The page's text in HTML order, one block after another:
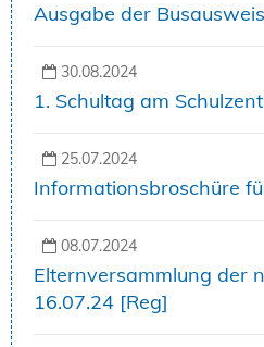
Ausgabe der
30.08.2024
1. Schultag am
25.07.2024
Informationsbroschüre
08.07.2024
Elternversammlung der
16.07.24 [Reg]